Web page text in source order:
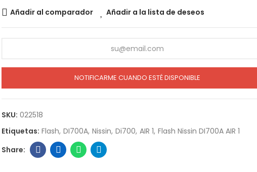
Añadir al comparador Añadir a la lista de deseos
NOTIFICARME CUANDO ESTÉ DISPONIBLE
SKU: 022518
Etiquetas: Flash DI700A Nissin Di700 AIR 1 Flash Nissin DI700A AIR 1